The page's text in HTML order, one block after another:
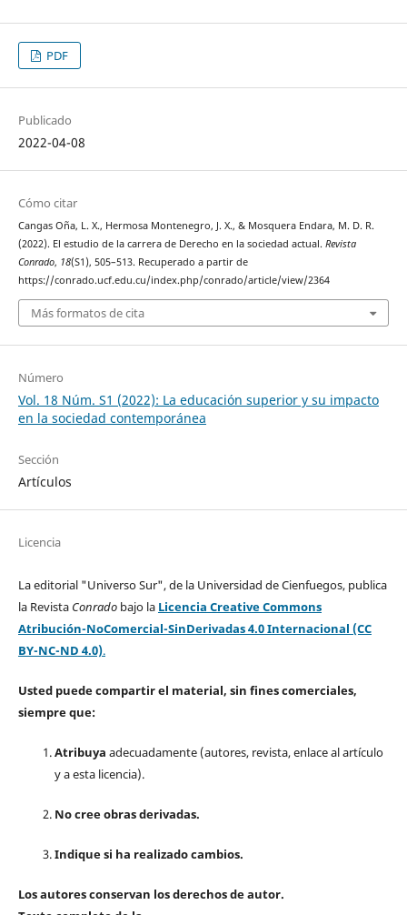
PDF
Publicado
2022-04-08
Cómo citar
Cangas Oña, L. X., Hermosa Montenegro, J. X., & Mosquera Endara, M. D. R.
(2022). El estudio de la carrera de Derecho en la sociedad actual. Revista
Conrado, 18(S1), 505–513. Recuperado a partir de
https://conrado.ucf.edu.cu/index.php/conrado/article/view/2364
Más formatos de cita
Número
Vol. 18 Núm. S1 (2022): La educación superior y su impacto
en la sociedad contemporánea
Sección
Artículos
Licencia
La editorial "Universo Sur", de la Universidad de Cienfuegos, publica
la Revista Conradobajo la Licencia Creative Commons
Atribución-NoComercial-SinDerivadas 4.0 Internacional (CC
BY-NC-ND 4.0).
Usted puede compartir el material, sin fines comerciales,
siempre que:
Atribuya adecuadamente (autores, revista, enlace al artículo
y a esta licencia).
No cree obras derivadas.
Indique si ha realizado cambios.
Los autores conservan los derechos de autor.